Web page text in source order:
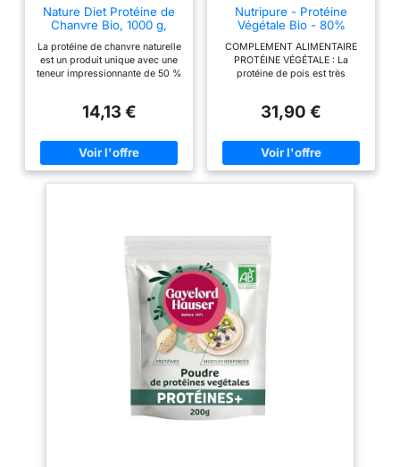
Nature Diet Protéine de
Chanvre Bio, 1000 g,
La protéine de chanvre naturelle
est un produit unique avec une
teneur impressionnante de 50 %
pour l'organisme après un
est l'alternative parfaite aux
protéines animales. Elle est
hypoallergénique, digeste et
sans gluten, parfaite pour votre
fonctionnement du système
digestif. Découvrez ses effets
bénéfiques sur votre santé ! Un
excellent substitut au café !
Idéal pour les cocktails et les
smoothies. Découvrez une
nouvelle dimension du goût et
les propriétés énergisantes de
ce produit ! Saveur délicate et
naturelle de noisette. Une
excellente protéine qui
n'interfère pas avec le goût des
plats. Découvrez un nouvel
ingrédient culinaire favori !
14,13 €
Nutripure - Protéine
Végétale Bio - 80%
750 g
COMPLEMENT ALIMENTAIRE
PROTÉINE VÉGÉTALE : La
protéine de pois est très
ont un PDCAAS = 1 ce qui
très haute qualité, où les
apports en acides aminés BCAA
et EAA après digestion sont
comblés. Cette protéine vegan
musculaire. LES BIENFAITS DE
LA PROTÉINE VÉGÉTALE: Au
delà de l'impact sur l'écologie
et le bien-être animal, la
composition des protéines
végétales permet d'obtenir un
excellent profil en acides
aminés (BCAA et EAA entre
autres) et permet de diversifier
les sources de protéines du
sportif. La protéine végétale
Nutripure est une protéine
vegan et bio qui apporte les
nutriments essentiels au bon
développement musculaire.
31,90 €